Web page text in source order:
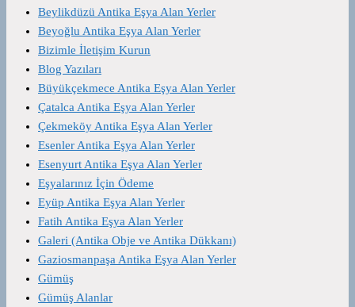
Beylikdüzü Antika Eşya Alan Yerler
Beyoğlu Antika Eşya Alan Yerler
Bizimle İletişim Kurun
Blog Yazıları
Büyükçekmece Antika Eşya Alan Yerler
Çatalca Antika Eşya Alan Yerler
Çekmeköy Antika Eşya Alan Yerler
Esenler Antika Eşya Alan Yerler
Esenyurt Antika Eşya Alan Yerler
Eşyalarınız İçin Ödeme
Eyüp Antika Eşya Alan Yerler
Fatih Antika Eşya Alan Yerler
Galeri (Antika Obje ve Antika Dükkanı)
Gaziosmanpaşa Antika Eşya Alan Yerler
Gümüş
Gümüş Alanlar